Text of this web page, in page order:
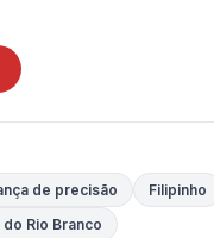
de precisão Filipinho
Rio Branco